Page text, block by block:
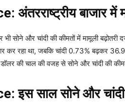
अंतरराष्ट्रीय बाजार में
भी सोने और चांदी की कीमतों में मामूली
कर रहा था, जबकि चांदी 0.73% बढ़कर
डॉलर की चाल की वजह से सोने और चांदी की
इस साल सोने और चांदी